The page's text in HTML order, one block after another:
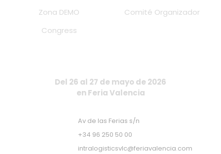
Zona DEMO
Congress
Comité Organizador
Del 26 al 27 de mayo de 2026
en Feria Valencia
Av de las Ferias s/n
+34 96 250 50 00
intralogisticsvlc@feriavalencia.com